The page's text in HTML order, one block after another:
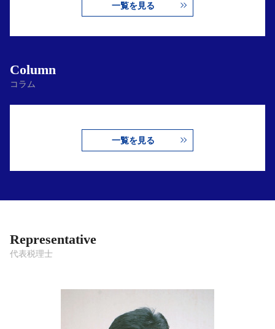
一覧を見る
Column
コラム
一覧を見る
Representative
代表税理士